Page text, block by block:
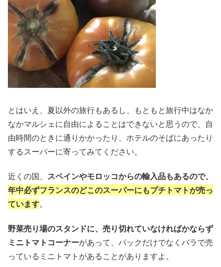
とはいえ、夏以外の旅行もあるし、もともと旅行中はなか
なかマルシェに自由によることはできないと思うので、自
由時間のときに通りかかったり、ホテルのそばにあったり
するスーパーに寄ってみてください。
近くの国、 スペインやモロッコからの輸入品もあるので、
年中必ずフランスのどこのスーパーにもプチトマトが売っ
ています。
野菜売り場のスタンドに、売り切れていなければかならず
ミニトマトコーナーがあって、パックだけでなくバラで売
っているミニトマトがあることがありますよ。